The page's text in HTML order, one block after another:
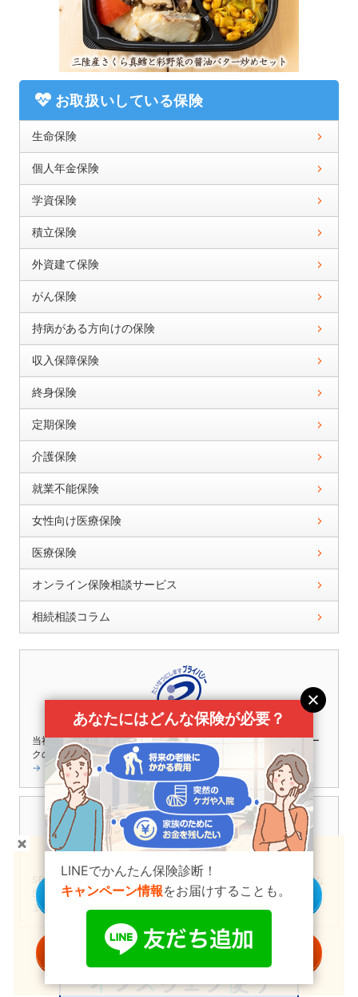
お取扱いしている保険
生命保険
個人年金保険
学資保険
積立保険
外資建て保険
がん保険
持病がある方向けの保険
収入保障保険
終身保険
定期保険
介護保険
就業不能保険
女性向け医療保険
医療保険
オンライン保険相談サービス
相続相談コラム
当社は個人情報の取扱いを適切に行う企業としてプライバシーマー
クの使用を認められた認定事業者です。
→「個人情報保護方針」
SBIの保険比較インズウェブは、セキュリティー保護のため、高度な
SSL(TLS)暗号化通信を導入しておりますので、安心してご利用でき
ます。
あなたにはどんな保険が必要？
LINEでかんたん保険診断！
キャンペーン情報をお届けすることも。
貯蓄型の保険をお探しの方へ
個別に商品を見る
一括資料請求する